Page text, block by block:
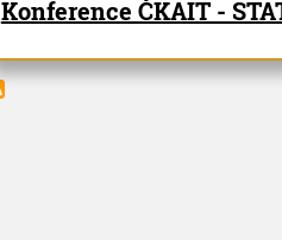
Konference ČKAIT -